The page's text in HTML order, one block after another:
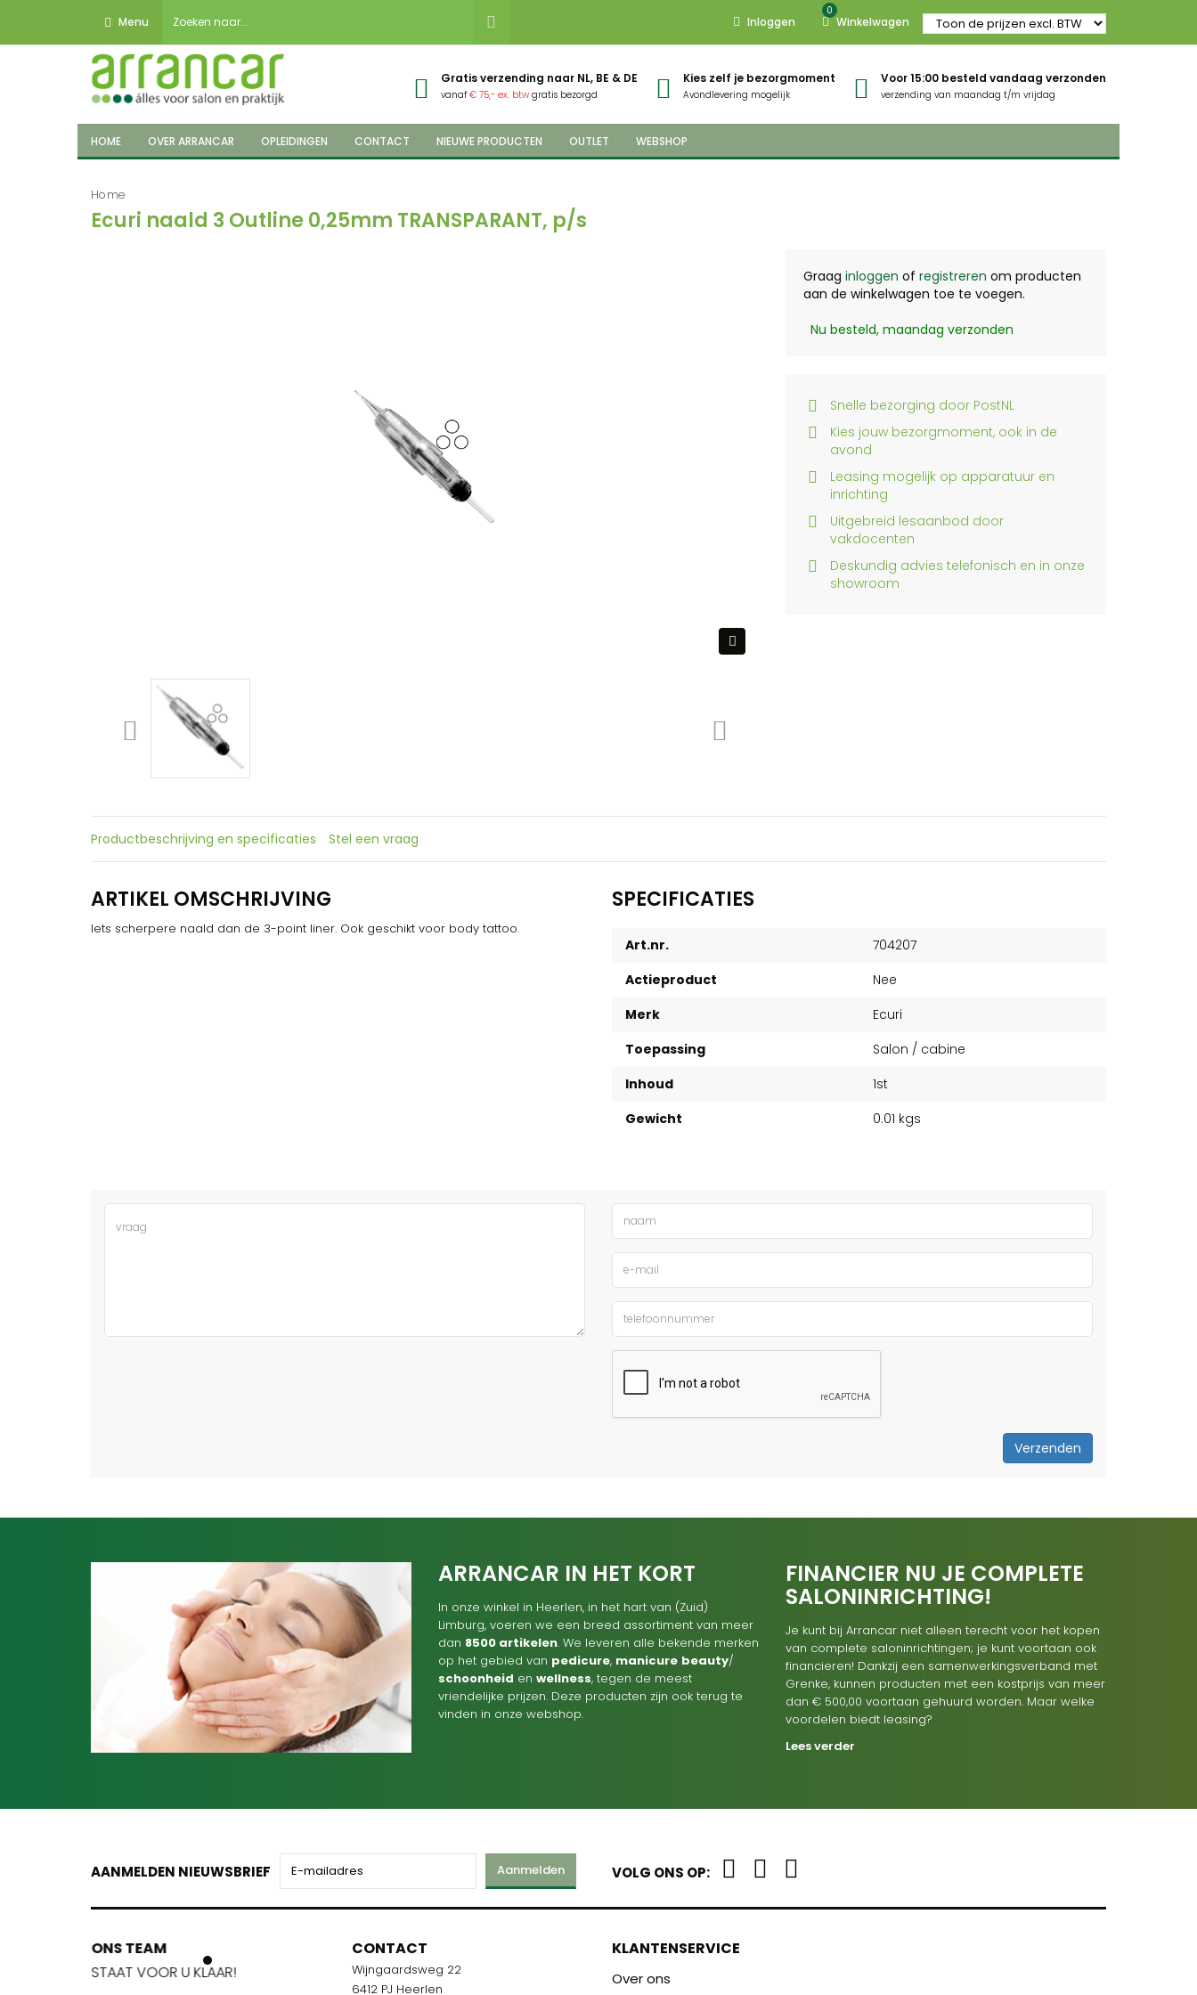
Menu Inloggen
0
Winkelwagen
Gratis verzending naar NL, BE & DE
vanaf€ 75,- ex. btw gratis bezorgd
Kies zelf je bezorgmoment
Avondlevering mogelijk
Voor 15:00 besteld vandaag verzonden
verzending van maandag t/m vrijdag
HOME OVER ARRANCAR OPLEIDINGEN CONTACT NIEUWE PRODUCTEN OUTLET WEBSHOP
Home
Ecuri naald 3 Outline 0,25mm TRANSPARANT, p/s
Graag inloggen of registreren om producten
aan de winkelwagen toe te voegen.
Nu besteld, maandag verzonden
Snelle bezorging door PostNL
Kies jouw bezorgmoment, ook in de
avond
Leasing mogelijk op apparatuur en
inrichting
Uitgebreid lesaanbod door
vakdocenten
Deskundig advies telefonisch en in onze
showroom
Productbeschrijving en specificaties Stel een vraag
ARTIKEL OMSCHRIJVING
Iets scherpere naald dan de 3-point liner. Ook geschikt voor body tattoo.
SPECIFICATIES
Art.nr.
704207
Actieproduct
Nee
Merk
Ecuri
Toepassing
Salon / cabine
Inhoud
1st
Gewicht
0.01 kgs
Verzenden
ARRANCAR IN HET KORT
In onze winkel in Heerlen, in het hart van (Zuid)
Limburg, voeren we een breed assortiment van meer
dan 8500 artikelen. We leveren alle bekende merken
op het gebied van pedicure, manicure beauty/
schoonheid en wellness, tegen de meest
vriendelijke prijzen. Deze producten zijn ook terug te
vinden in onze webshop.
FINANCIER NU JE COMPLETE
SALONINRICHTING!
Je kunt bij Arrancar niet alleen terecht voor het kopen
van complete saloninrichtingen; je kunt voortaan ook
financieren! Dankzij een samenwerkingsverband met
Grenke, kunnen producten met een kostprijs van meer
dan € 500,00 voortaan gehuurd worden. Maar welke
voordelen biedt leasing?
Lees verder
AANMELDEN NIEUWSBRIEF Aanmelden VOLG ONS OP:
ONS TEAM
STAAT VOOR U KLAAR!
ONS TEAM
STAAT VOOR U KLAAR!
CONTACT
Wijngaardsweg 22
6412 PJ Heerlen
KLANTENSERVICE
Over ons